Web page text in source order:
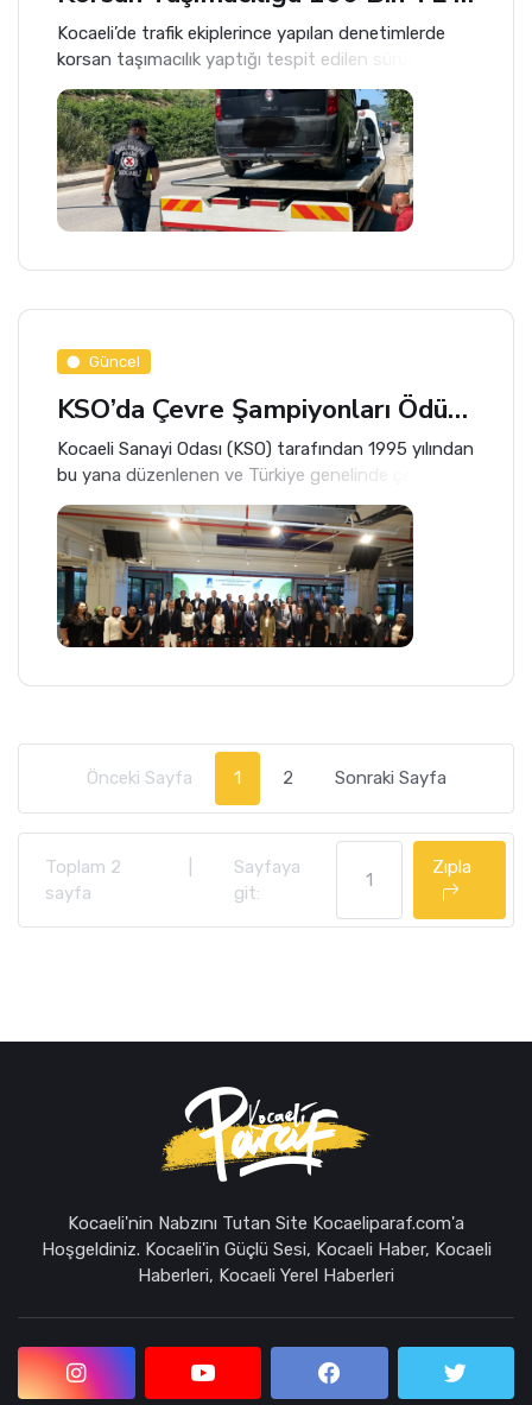
Kocaeli’de trafik ekiplerince yapılan denetimlerde
korsan taşımacılık yaptığı tespit edilen sürücüye
ağır yaptırım uygulandı.
Güncel
KSO’da Çevre Şampiyonları Ödüllerini Aldı
Kocaeli Sanayi Odası (KSO) tarafından 1995 yılından
bu yana düzenlenen ve Türkiye genelinde çevre
duyarlılığını teşvik eden Şahabettin Bilgisu Çevre
Ödülleri’nin 32’ncisi, yoğun katılımla gerçekleştirildi.
Önceki Sayfa 1 2 Sonraki Sayfa
Toplam 2
sayfa
Sayfaya
git:
Zıpla
Kocaeli'nin Nabzını Tutan Site Kocaeliparaf.com'a
Hoşgeldiniz. Kocaeli'in Güçlü Sesi, Kocaeli Haber, Kocaeli
Haberleri, Kocaeli Yerel Haberleri